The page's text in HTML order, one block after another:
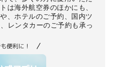
は海外航空券のほかにも、
、ホテルのご予約、国内ツ
レンタカーのご予約も承っ